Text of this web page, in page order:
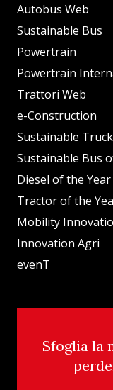
Autobus Web
Sustainable Bus
Powertrain
Powertrain
Trattori Web
e-Construction
Sustainable
Sustainable Bus
Diesel of the Year
Tractor of the
Mobility
Innovation Agri
evenT
Sfoglia la